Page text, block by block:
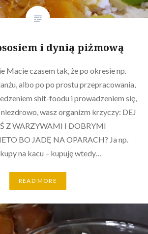
i dynią piżmową
Macie czasem tak, że po okresie np.
albo po po prostu przepracowania,
shit-foodu i prowadzeniem się,
wasz organizm krzyczy: DEJ
Z WARZYWAMI I DOBRYMI
BO JADĘ NA OPARACH? Ja np.
na kacu – kupuję wtedy…
READ MORE